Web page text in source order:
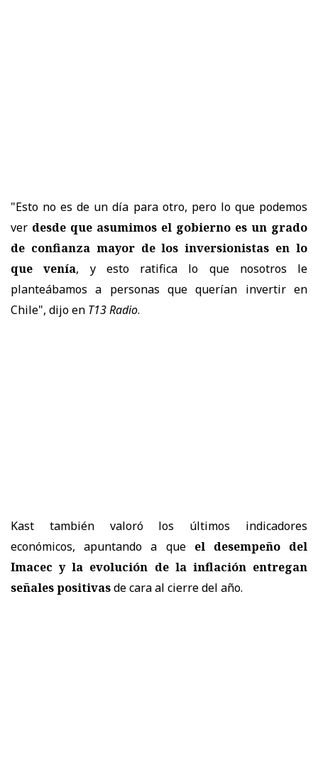
"Esto no es de un día para otro, pero lo que podemos
ver desde que asumimos el gobierno es un grado
de confianza mayor de los inversionistas en lo
que venía, y esto ratifica lo que nosotros le
planteábamos a personas que querían invertir en
Chile", dijo en T13 Radio.
Kast también valoró los últimos indicadores
económicos, apuntando a que el desempeño del
Imacec y la evolución de la inflación entregan
señales positivasde cara al cierre del año.